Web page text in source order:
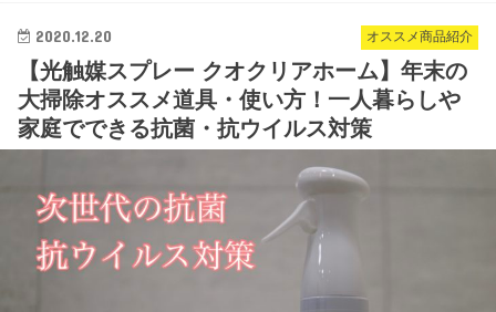
オススメ商品紹介
2020.12.20
【光触媒スプレー クオクリアホーム】年末の
大掃除オススメ道具・使い方！一人暮らしや
家庭でできる抗菌・抗ウイルス対策